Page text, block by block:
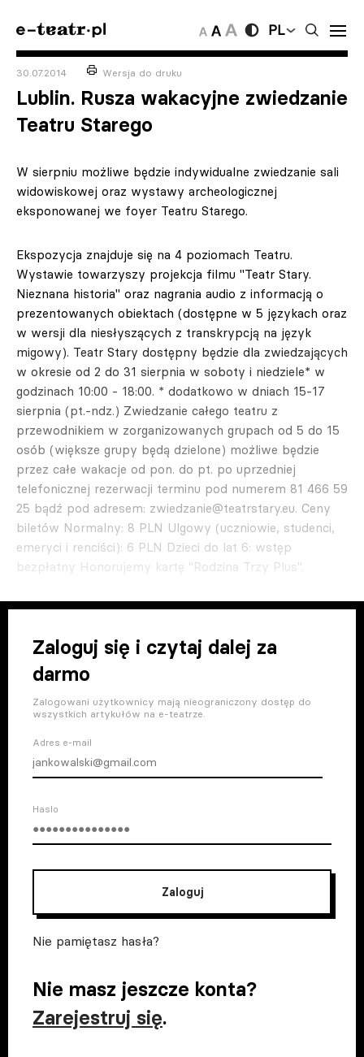
PL
30.07.2014 Wersja do druku
Lublin. Rusza wakacyjne zwiedzanie
Teatru Starego
W sierpniu możliwe będzie indywidualne zwiedzanie sali
widowiskowej oraz wystawy archeologicznej
eksponowanej we foyer Teatru Starego.
Ekspozycja znajduje się na 4 poziomach Teatru.
Wystawie towarzyszy projekcja filmu "Teatr Stary.
Nieznana historia" oraz nagrania audio z informacją o
prezentowanych obiektach (dostępne w 5 językach oraz
w wersji dla niesłyszących z transkrypcją na język
migowy). Teatr Stary dostępny będzie dla zwiedzających
w okresie od 2 do 31 sierpnia w soboty i niedziele* w
godzinach 10:00 - 18:00. * dodatkowo w dniach 15-17
sierpnia (pt.-ndz.) Zwiedzanie całego teatru z
przewodnikiem w zorganizowanych grupach od 5 do 15
osób (większe grupy będą dzielone) możliwe będzie
przez całe wakacje od pon. do pt. po uprzedniej
telefonicznej rezerwacji terminu pod numerem 81 466 59
25 bądź pod adresem: zwiedzanie@teatrstary.eu. Ceny
biletów Normalny: 8 PLN Ulgowy (uczniowie, studenci,
emeryci i renciści): 6 PLN Dzieci do lat 6: wstęp
bezpłatny Honorujemy kartę "Rodzina Trzy Plus".
Zaloguj się i czytaj dalej za
darmo
Zalogowani użytkownicy mają nieograniczony dostęp do
wszystkich artykułów na e-teatrze.
Adres e-mail
Haslo
Zaloguj
Nie pamiętasz hasła?
Nie masz jeszcze konta?
Zarejestruj się.